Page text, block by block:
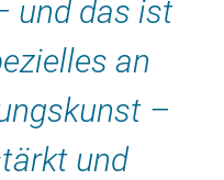
und das ist
an
–
und